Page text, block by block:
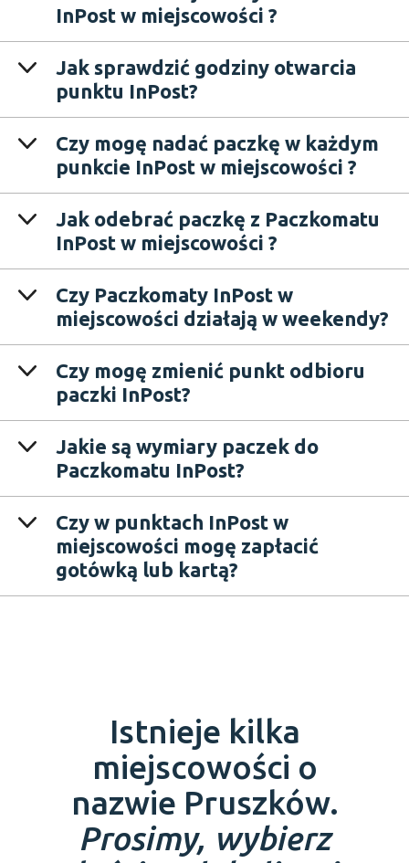
InPost w miejscowości ?
Jak sprawdzić godziny otwarcia
punktu InPost?
Czy mogę nadać paczkę w każdym
punkcie InPost w miejscowości ?
Jak odebrać paczkę z Paczkomatu
InPost w miejscowości ?
Czy Paczkomaty InPost w
miejscowości działają w weekendy?
Czy mogę zmienić punkt odbioru
paczki InPost?
Jakie są wymiary paczek do
Paczkomatu InPost?
Czy w punktach InPost w
miejscowości mogę zapłacić
gotówką lub kartą?
Istnieje kilka
miejscowości o
nazwie Pruszków.
Prosimy, wybierz